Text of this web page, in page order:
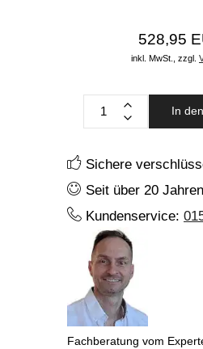
528,95
inkl. MwSt., zzgl.
In
Sichere
Seit über 20
Kundenservice:
Fachberatung vom